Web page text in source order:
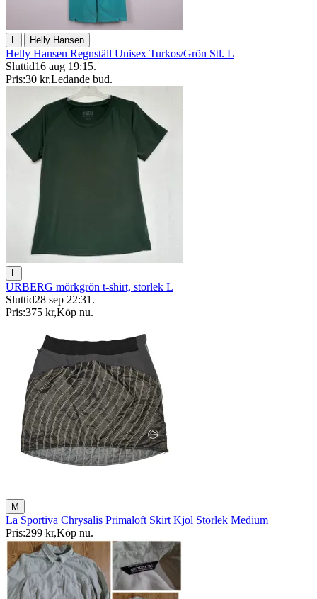
L | Helly Hansen
Helly Hansen Regnställ Unisex Turkos/Grön Stl. L
Sluttid16 aug 19:15.
Pris:30 kr,Ledande bud.
L
URBERG mörkgrön t-shirt, storlek L
Sluttid28 sep 22:31 .
Pris:375 kr,Köp nu.
M
La Sportiva Chrysalis Primaloft Skirt Kjol Storlek Medium
Pris:299 kr,Köp nu.